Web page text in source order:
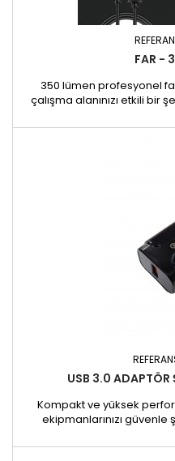
FAR -
350 lümen profesyonel
çalışma alanınızı etkili bir
bu ürün, 4 aydınlatma
USB 3.0
Kompakt ve yüksek
ekipmanlarınızı
cihazları çalıştırmak için